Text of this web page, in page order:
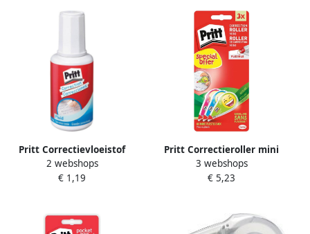
Pritt Correctievloeistof
flacon met kwast 20ml
2 webshops
€ 1,19
Pritt Correctieroller mini
flex 4 2mmx7m Emoji
blister 2+1 gratis
3 webshops
€ 5,23